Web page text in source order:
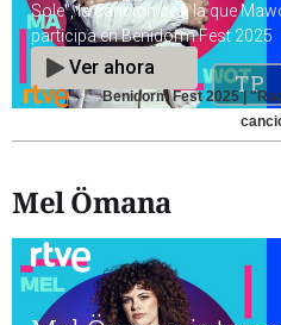
Benidorm Fest 2025 |
Mel Ömana